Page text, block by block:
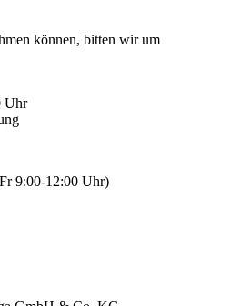
können, bitten wir um
Uhr
9:00-12:00 Uhr)